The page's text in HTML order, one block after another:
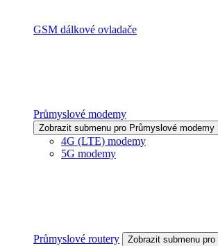
GSM dálkové ovladače
Průmyslové modemy
Zobrazit submenu pro Průmyslové modemy
4G (LTE) modemy
5G modemy
Průmyslové routery Zobrazit submenu